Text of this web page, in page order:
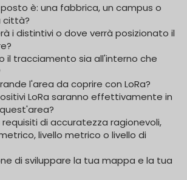
è: una fabbrica, un campus o
città?
i distintivi o dove verrà posizionato il
il tracciamento sia all'interno che
l'area da coprire con LoRa?
LoRa saranno effettivamente in
requisiti di accuratezza ragionevoli,
livello metrico o livello di
di sviluppare la tua mappa e la tua